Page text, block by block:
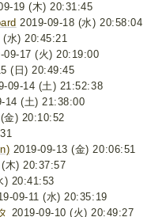
19 (木) 20:31:45
2019-09-18 (水) 20:58:04
(水) 20:45:21
09-17 (火) 20:19:00
(日) 20:49:45
09-14 (土) 21:52:38
14 (土) 21:38:00
金) 20:10:52
2019-09-13 (金) 20:06:51
木) 20:37:57
) 20:41:53
09-11 (水) 20:35:19
2019-09-10 (火) 20:49:27